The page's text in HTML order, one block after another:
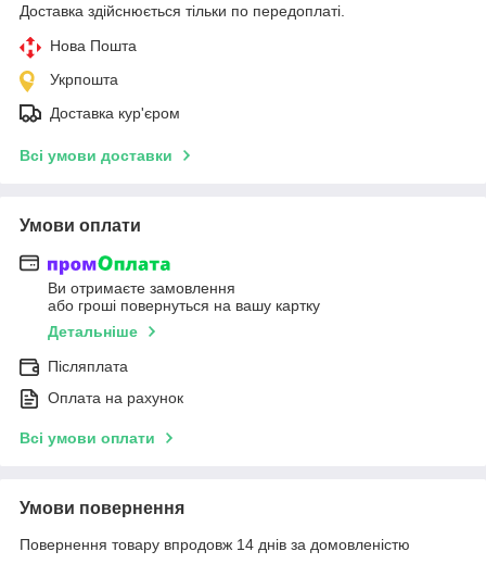
Доставка здійснюється тільки по передоплаті.
Нова Пошта
Укрпошта
Доставка кур'єром
Всі умови доставки
Умови оплати
Ви отримаєте замовлення
або гроші повернуться на вашу картку
Детальніше
Післяплата
Оплата на рахунок
Всі умови оплати
Умови повернення
Повернення товару впродовж 14 днів за домовленістю